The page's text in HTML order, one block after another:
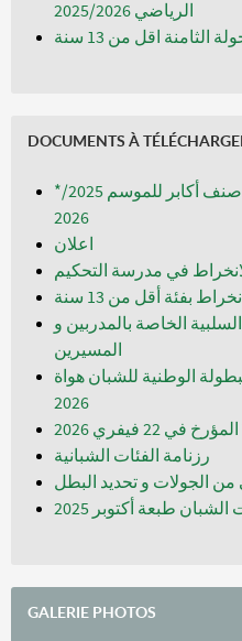
الرياضي 2025/2026
الثامنة اقل من 13 سنة
DOCUMENTS À
*تعديل*رزنامة البطولة الشرفية صنف أكابر للموسم 2025/
2026
اعلان
في مدرسة التحكيم
بفئة أقل من 13 سنة
الخاصة بالمدربين و
المسيرين
برنامج البطولة الوطنية للشبان هواة
رزنامة الفئات الشبانية
من الجولات و تحديد البطل
طبعة أكتوبر 2025
GALERIE PHOTOS